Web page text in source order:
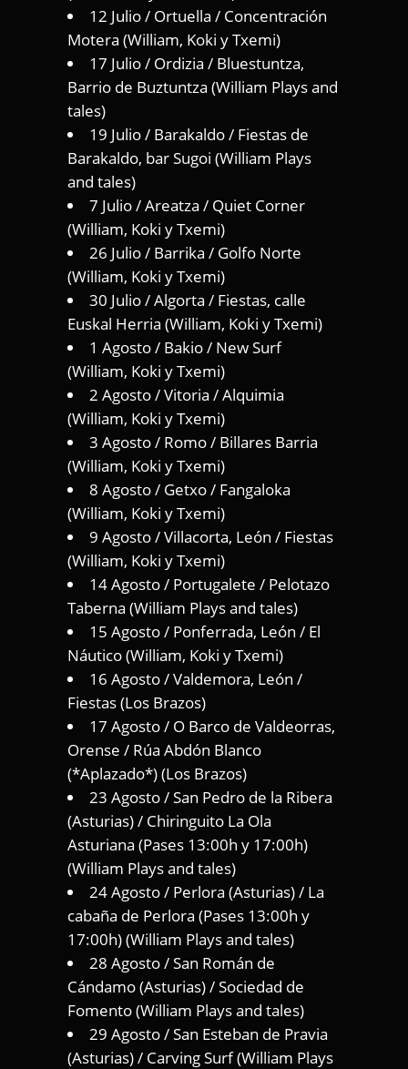
12 Julio / Ortuella / Concentración
Motera (William, Koki y Txemi)
17 Julio / Ordizia / Bluestuntza,
Barrio de Buztuntza (William Plays and
tales)
19 Julio / Barakaldo / Fiestas de
Barakaldo, bar Sugoi (William Plays
and tales)
7 Julio / Areatza / Quiet Corner
(William, Koki y Txemi)
26 Julio / Barrika / Golfo Norte
(William, Koki y Txemi)
30 Julio / Algorta / Fiestas, calle
Euskal Herria (William, Koki y Txemi)
1 Agosto / Bakio / New Surf
(William, Koki y Txemi)
2 Agosto / Vitoria / Alquimia
(William, Koki y Txemi)
3 Agosto / Romo / Billares Barria
(William, Koki y Txemi)
8 Agosto / Getxo / Fangaloka
(William, Koki y Txemi)
9 Agosto / Villacorta, León / Fiestas
(William, Koki y Txemi)
14 Agosto / Portugalete / Pelotazo
Taberna (William Plays and tales)
15 Agosto / Ponferrada, León / El
Náutico (William, Koki y Txemi)
16 Agosto / Valdemora, León /
Fiestas (Los Brazos)
17 Agosto / O Barco de Valdeorras,
Orense / Rúa Abdón Blanco
(*Aplazado*) (Los Brazos)
23 Agosto / San Pedro de la Ribera
(Asturias) / Chiringuito La Ola
Asturiana (Pases 13:00h y 17:00h)
(William Plays and tales)
24 Agosto / Perlora (Asturias) / La
cabaña de Perlora (Pases 13:00h y
17:00h) (William Plays and tales)
28 Agosto / San Román de
Cándamo (Asturias) / Sociedad de
Fomento (William Plays and tales)
29 Agosto / San Esteban de Pravia
(Asturias) / Carving Surf (William Plays